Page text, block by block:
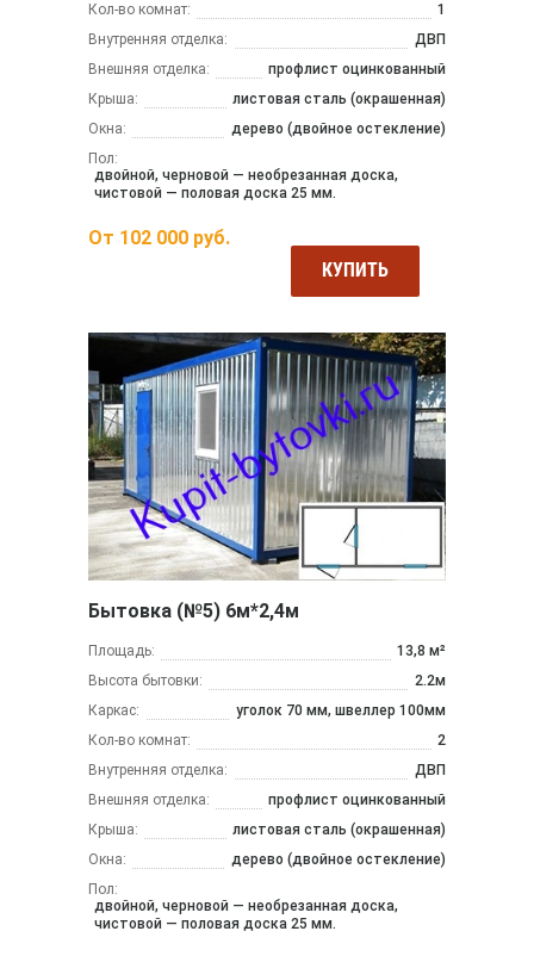
Кол-во комнат:
1
Внутренняя отделка:
ДВП
Внешняя отделка:
профлист оцинкованный
Крыша:
листовая сталь (окрашенная)
Окна:
дерево (двойное остекление)
Пол:
двойной, черновой — необрезанная доска,
чистовой — половая доска 25 мм.
От 102 000 руб.
КУПИТЬ
Бытовка (№5) 6м*2,4м
Площадь:
13,8 м²
Высота бытовки:
2.2м
Каркас:
уголок 70 мм, швеллер 100мм
Кол-во комнат:
2
Внутренняя отделка:
ДВП
Внешняя отделка:
профлист оцинкованный
Крыша:
листовая сталь (окрашенная)
Окна:
дерево (двойное остекление)
Пол:
двойной, черновой — необрезанная доска,
чистовой — половая доска 25 мм.